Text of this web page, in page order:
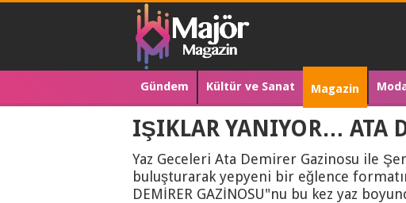
Gündem Kültür ve Sanat Magazin
IŞIKLAR YANIYOR… ATA
Yaz Geceleri Ata Demirer Gazinosu ile
buluşturarak yepyeni bir eğlence
DEMİRER GAZİNOSU"nu bu kez yaz